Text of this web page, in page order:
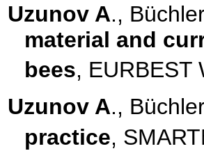
Uzunov A., B
material and
bees, EURBEST
Uzunov A., B
practice,